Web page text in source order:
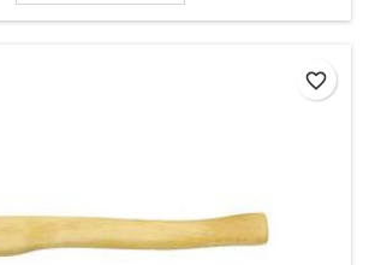
favorite_border